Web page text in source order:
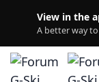
View in the
A better way